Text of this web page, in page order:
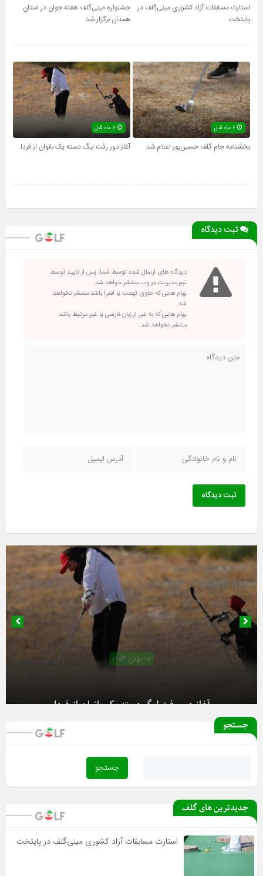
استارت مسابقات آزاد کشوری مینی‌گلف در
پایتخت
جشنواره مینی‌گلف هفته جوان در استان
همدان برگزار شد
۶ ماه قبل
بخشنامه جام گلف حسین‌پور اعلام شد آغاز دور رفت لیگ دسته یک بانوان از فردا
ثبت دیدگاه
دیدگاه های ارسال شده توسط شما، پس از تایید توسط
تیم مدیریت در وب منتشر خواهد شد.
پیام هایی که حاوی تهمت یا افترا باشد منتشر نخواهد
شد.
پیام هایی که به غیر از زبان فارسی یا غیر مرتبط باشد
منتشر نخواهد شد.
ثبت دیدگاه
۱۸ بهمن ۱۴۰۴
جستجو
جدیدترین های گلف
استارت مسابقات آزاد کشوری مینی‌گلف در پایتخت